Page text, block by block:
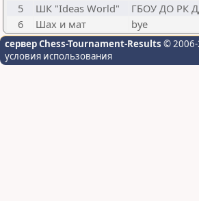
5
ШК "Ideas World" ГБОУ ДО РК
6
Шах и мат bye
сервер Chess-Tournament-Results © 2006-
условия использования